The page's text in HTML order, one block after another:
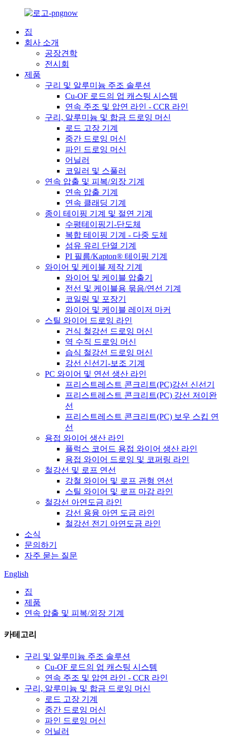
집
회사 소개
공장견학
전시회
제품
구리 및 알루미늄 주조 솔루션
Cu-OF 로드의 업 캐스팅 시스템
연속 주조 및 압연 라인 - CCR 라인
구리, 알루미늄 및 합금 드로잉 머신
로드 고장 기계
중간 드로잉 머신
파인 드로잉 머신
어닐러
코일러 및 스풀러
연속 압출 및 피복/외장 기계
연속 압출 기계
연속 클래딩 기계
종이 테이핑 기계 및 절연 기계
수평테이핑기-단도체
복합 테이핑 기계 - 다중 도체
섬유 유리 단열 기계
PI 필름/Kapton® 테이핑 기계
와이어 및 케이블 제작 기계
와이어 및 케이블 압출기
전선 및 케이블용 묶음/연선 기계
코일링 및 포장기
와이어 및 케이블 레이저 마커
스틸 와이어 드로잉 라인
건식 철강선 드로잉 머신
역 수직 드로잉 머신
습식 철강선 드로잉 머신
강선 신선기-보조 기계
PC 와이어 및 연선 생산 라인
프리스트레스트 콘크리트(PC)강선 신선기
프리스트레스트 콘크리트(PC) 강선 저이완
선
프리스트레스트 콘크리트(PC) 보우 스킵 연
선
용접 와이어 생산 라인
플럭스 코어드 용접 와이어 생산 라인
용접 와이어 드로잉 및 코퍼링 라인
철강선 및 로프 연선
강철 와이어 및 로프 관형 연선
스틸 와이어 및 로프 마감 라인
철강선 아연도금 라인
강선 용융 아연 도금 라인
철강선 전기 아연도금 라인
소식
문의하기
자주 묻는 질문
English
집
제품
연속 압출 및 피복/외장 기계
카테고리
구리 및 알루미늄 주조 솔루션
Cu-OF 로드의 업 캐스팅 시스템
연속 주조 및 압연 라인 - CCR 라인
구리, 알루미늄 및 합금 드로잉 머신
로드 고장 기계
중간 드로잉 머신
파인 드로잉 머신
어닐러